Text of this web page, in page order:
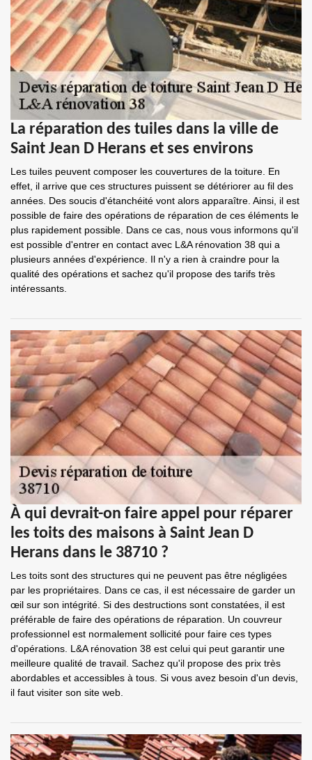
La réparation des tuiles dans la ville de
Saint Jean D Herans et ses environs
Les tuiles peuvent composer les couvertures de la toiture. En
effet, il arrive que ces structures puissent se détériorer au fil des
années. Des soucis d'étanchéité vont alors apparaître. Ainsi, il est
possible de faire des opérations de réparation de ces éléments le
plus rapidement possible. Dans ce cas, nous vous informons qu'il
est possible d'entrer en contact avec L&A rénovation 38 qui a
plusieurs années d'expérience. Il n'y a rien à craindre pour la
qualité des opérations et sachez qu'il propose des tarifs très
intéressants.
À qui devrait-on faire appel pour réparer
les toits des maisons à Saint Jean D
Herans dans le 38710 ?
Les toits sont des structures qui ne peuvent pas être négligées
par les propriétaires. Dans ce cas, il est nécessaire de garder un
œil sur son intégrité. Si des destructions sont constatées, il est
préférable de faire des opérations de réparation. Un couvreur
professionnel est normalement sollicité pour faire ces types
d'opérations. L&A rénovation 38 est celui qui peut garantir une
meilleure qualité de travail. Sachez qu'il propose des prix très
abordables et accessibles à tous. Si vous avez besoin d'un devis,
il faut visiter son site web.